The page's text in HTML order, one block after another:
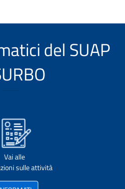
del SUAP
Vai alle
sulle attività